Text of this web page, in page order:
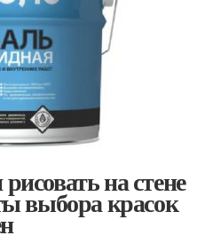
на стене
выбора красок